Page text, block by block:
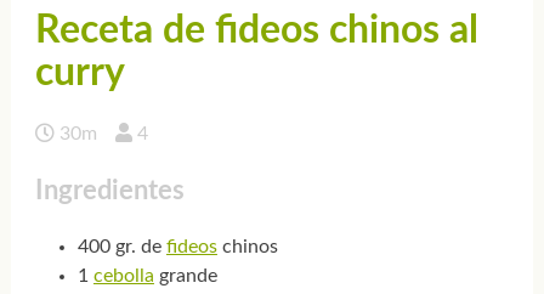
Receta de fideos chinos al
curry
30m 4
Ingredientes
400 gr. de fideoschinos
1 cebolla grande